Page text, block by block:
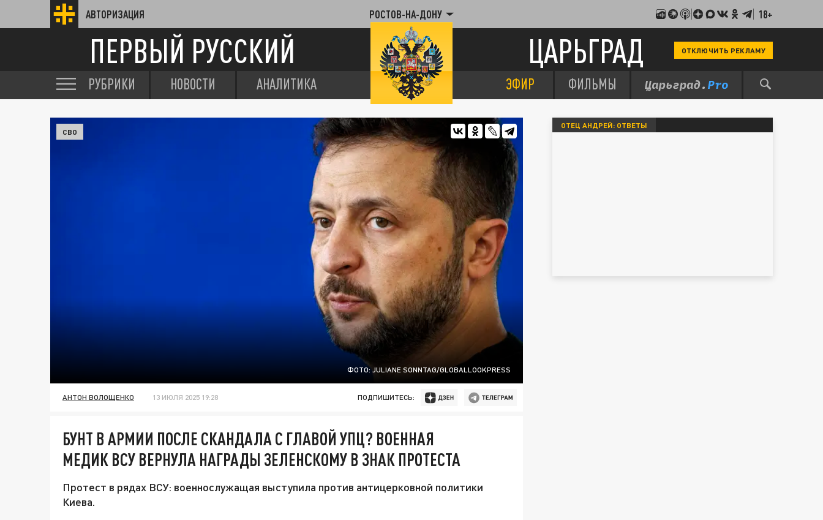
АВТОРИЗАЦИЯ РОСТОВ-НА-ДОНУ 18+
ПЕРВЫЙ РУССКИЙ ЦАРЬГРАД ОТКЛЮЧИТЬ РЕКЛАМУ
РУБРИКИ НОВОСТИ АНАЛИТИКА ЭФИР ФИЛЬМЫ
ФОТО: JULIANE SONNTAG/GLOBALLOOKPRESS
СВО
АНТОН ВОЛОЩЕНКО 13 ИЮЛЯ 2025 19:28 ПОДПИШИТЕСЬ:
БУНТ В АРМИИ ПОСЛЕ СКАНДАЛА С ГЛАВОЙ УПЦ? ВОЕННАЯ
МЕДИК ВСУ ВЕРНУЛА НАГРАДЫ ЗЕЛЕНСКОМУ В ЗНАК ПРОТЕСТА
Протест в рядах ВСУ: военнослужащая выступила против антицерковной политики
Киева.
ОТЕЦ АНДРЕЙ: ОТВЕТЫ